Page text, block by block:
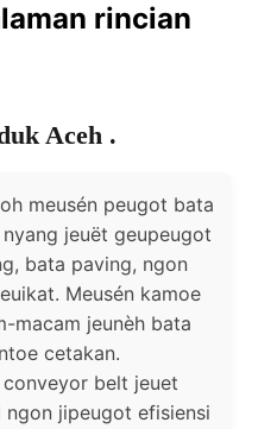
rincian
Aceh .
meusén peugot bata
jeuët geupeugot
bata paving, ngon
Meusén kamoe
macam jeunèh bata
cetakan.
belt jeuet
jipeugot efisiensi